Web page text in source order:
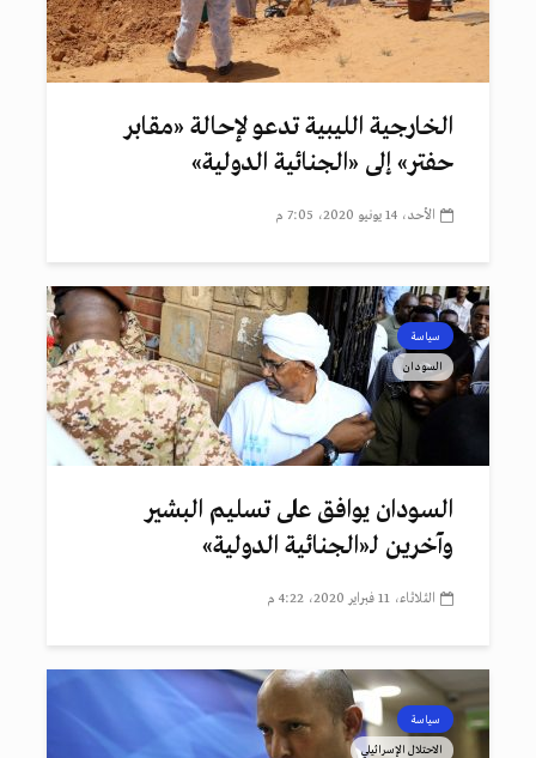
الخارجية الليبية تدعو لإحالة «مقابر
حفتر» إلى «الجنائية الدولية»
الأحد، 14 يونيو 2020، 7:05 م
سياسة
السودان
السودان يوافق على تسليم البشير
وآخرين لـ«الجنائية الدولية»
الثلاثاء، 11 فبراير 2020، 4:22 م
سياسة
الاحتلال الإسرائيلي